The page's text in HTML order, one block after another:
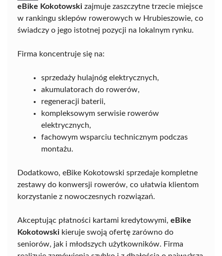
eBike Kokotowski zajmuje zaszczytne trzecie miejsce
w rankingu sklepów rowerowych w Hrubieszowie, co
świadczy o jego istotnej pozycji na lokalnym rynku.
Firma koncentruje się na:
sprzedaży hulajnóg elektrycznych,
akumulatorach do rowerów,
regeneracji baterii,
kompleksowym serwisie rowerów
elektrycznych,
fachowym wsparciu technicznym podczas
montażu.
Dodatkowo, eBike Kokotowski sprzedaje kompletne
zestawy do konwersji rowerów, co ułatwia klientom
korzystanie z nowoczesnych rozwiązań.
Akceptując płatności kartami kredytowymi, eBike
Kokotowski kieruje swoją ofertę zarówno do
seniorów, jak i młodszych użytkowników. Firma